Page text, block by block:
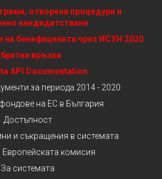
отворени процедури и
кандидатстване
на бенефициенти чрез ИСУН 2020
връзка
API Documentation
за периода 2014 - 2020
на ЕС в България
Достъпност
и съкращения в системата
Европейската комисия
За системата